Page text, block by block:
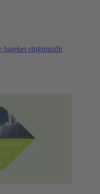
hareket ettiğimizdir